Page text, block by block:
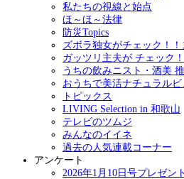
私たちの視線と始点
ほ～ほ～法律
防災Topics
ズボラ独女がチェック！
ガッツリ主夫が チェック
うちの飲みニスト・酒美
おうちで美活ナチュラル
トピックス
LIVING Selection in 和歌山
テレビのツムジ
みんなのイイネ
過去の人気連載コーナー
アンケート
2026年1月10日号プレゼン